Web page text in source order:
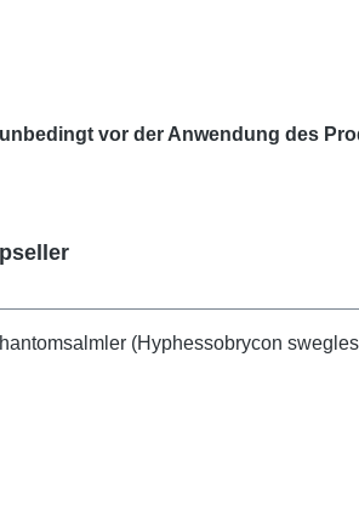
vor der Anwendung des
überspringen